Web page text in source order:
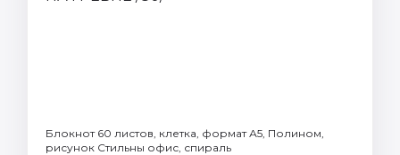
Блокнот 60 листов, клетка, формат А5, Полином,
рисунок Стильны офис, спираль